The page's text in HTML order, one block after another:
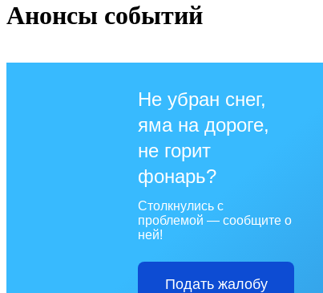
Анонсы событий
Не убран снег,
яма на дороге,
не горит
фонарь?
Столкнулись с
проблемой — сообщите о
ней!
Подать жалобу